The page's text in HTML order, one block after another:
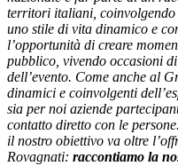
territori italiani,
uno stile di vita dinamico e
l’opportunità di creare
pubblico, vivendo occasioni
dell’evento. Come anche al
dinamici e coinvolgenti
sia per noi aziende
contatto diretto con le
il nostro obiettivo va oltre
Rovagnati: raccontiamo la